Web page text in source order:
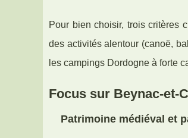
Pour bien choisir, trois critères
des activités alentour (canoë,
les campings Dordogne à forte
Focus sur Beynac-et-
Patrimoine médiéval et